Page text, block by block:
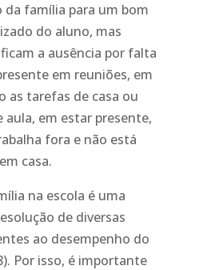
da família para um bom
do aluno, mas
a ausência por falta
em reuniões, em
as tarefas de casa ou
aula, em estar presente,
fora e não está
casa.
na escola é uma
de diversas
ao desempenho do
Por isso, é importante